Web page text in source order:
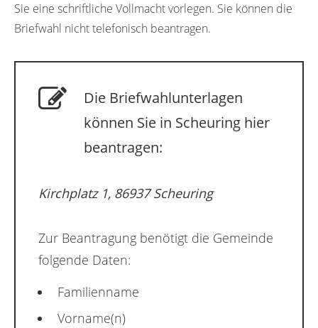
Sie eine schriftliche Vollmacht vorlegen. Sie können die
Briefwahl nicht telefonisch beantragen.
Die Briefwahlunterlagen
können Sie in Scheuring hier
beantragen:
Kirchplatz 1, 86937 Scheuring
Zur Beantragung benötigt die Gemeinde
folgende Daten:
Familienname
Vorname(n)